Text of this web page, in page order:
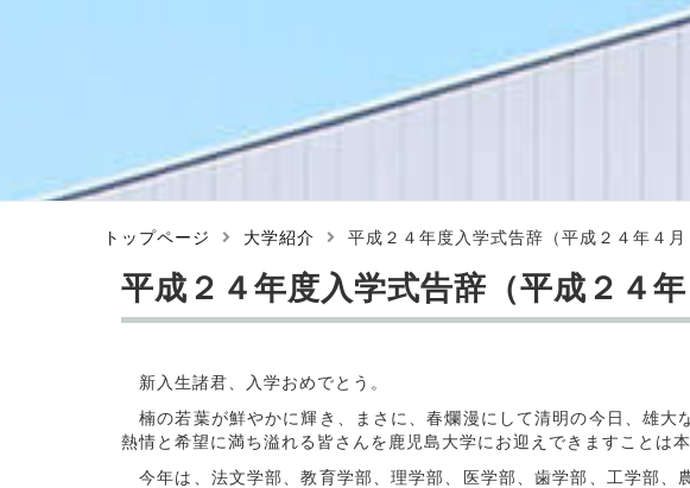
トップページ 大学紹介 平成２４年度入学式告辞（平成２４年４月
平成２４年度入学式告辞（平成２４年
新入生諸君、入学おめでとう。
楠の若葉が鮮やかに輝き、まさに、春爛漫にして清明の今日、雄大
熱情と希望に満ち溢れる皆さんを鹿児島大学にお迎えできますことは
今年は、法文学部、教育学部、理学部、医学部、歯学部、工学部、